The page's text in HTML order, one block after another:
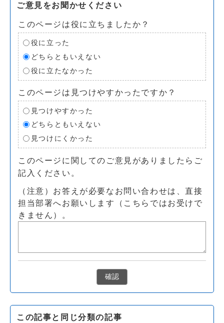
ご意見をお聞かせください
このページは役に立ちましたか？
役に立った
どちらともいえない
役に立たなかった
このページは見つけやすかったですか？
見つけやすかった
どちらともいえない
見つけにくかった
このページに関してのご意見がありましたらご
記入ください。
（注意）お答えが必要なお問い合わせは、直接
担当部署へお願いします（こちらではお受けで
きません）。
確認
この記事と同じ分類の記事